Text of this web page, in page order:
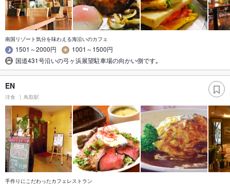
南国リゾート気分を味わえる海沿いのカフェ
1501～2000円
1001～1500円
国道431号沿いの弓ヶ浜展望駐車場の向かい側です｡
EN
洋食 鳥取駅
手作りにこだわったカフェレストラン